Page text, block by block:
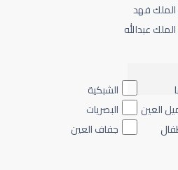
اليسرى
الشبكية
العين
البصريات
جفاف العين